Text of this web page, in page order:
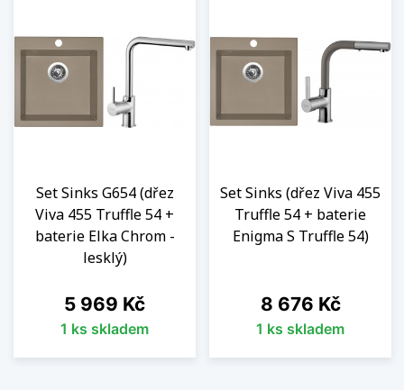
Set Sinks G654 (dřez
Viva 455 Truffle 54 +
baterie Elka Chrom -
lesklý)
Cena
5 969 Kč
1 ks skladem
Set Sinks (dřez Viva 455
Truffle 54 + baterie
Enigma S Truffle 54)
Cena
8 676 Kč
1 ks skladem